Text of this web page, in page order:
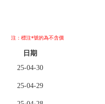
注：標注*號的為不含價
日期
25-04-30
25-04-29